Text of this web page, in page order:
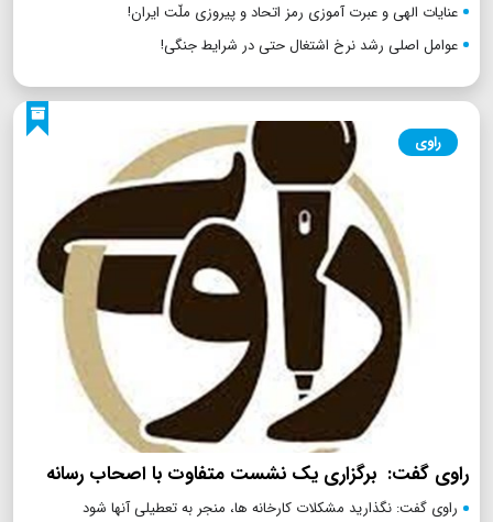
عنایات الهی و عبرت آموزی رمز اتحاد و پیروزی ملّت ایران!
عوامل اصلی رشد نرخ اشتغال حتی در شرایط جنگی!
راوی
راوی گفت: برگزاری یک نشست متفاوت با اصحاب رسانه
راوی گفت: نگذارید مشکلات کارخانه ها، منجر به تعطیلی آنها شود